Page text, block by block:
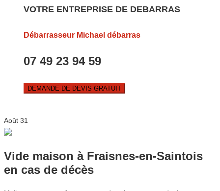
VOTRE ENTREPRISE DE DEBARRAS
Débarrasseur Michael débarras
07 49 23 94 59
DEMANDE DE DEVIS GRATUIT
Août 31
Vide maison à Fraisnes-en-Saintois
en cas de décès